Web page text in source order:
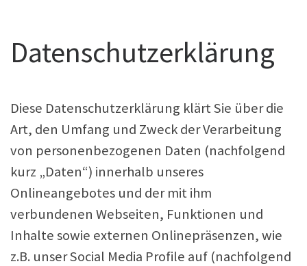
Datenschutzerklärung
Diese Datenschutzerklärung klärt Sie über die
Art, den Umfang und Zweck der Verarbeitung
von personenbezogenen Daten (nachfolgend
kurz „Daten“) innerhalb unseres
Onlineangebotes und der mit ihm
verbundenen Webseiten, Funktionen und
Inhalte sowie externen Onlinepräsenzen, wie
z.B. unser Social Media Profile auf (nachfolgend